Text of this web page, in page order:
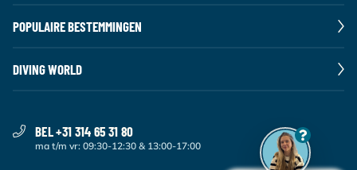
POPULAIRE BESTEMMINGEN
DIVING WORLD
BEL +31 314 65 31 80
ma t/m vr: 09:30-12:30 & 13:00-17:00